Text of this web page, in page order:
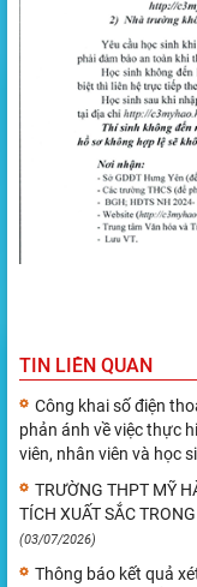
TIN LIÊN QUAN
Công khai số điện
phản ánh về việc thực
viên, nhân viên và học
TRƯỜNG THPT MỸ
TÍCH XUẤT SẮC
(03/07/2026)
Thông báo kết quả